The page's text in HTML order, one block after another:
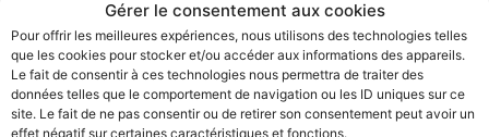
Gérer le consentement aux cookies
Pour offrir les meilleures expériences, nous utilisons des technologies telles
que les cookies pour stocker et/ou accéder aux informations des appareils.
Le fait de consentir à ces technologies nous permettra de traiter des
données telles que le comportement de navigation ou les ID uniques sur ce
site. Le fait de ne pas consentir ou de retirer son consentement peut avoir un
effet négatif sur certaines caractéristiques et fonctions.
4623
Magnée
(Fléron)
+32
(0)479.65.04.85
4130
Esneux
(Tilff)
+32
Politique
de
confidentialité
des
cookies